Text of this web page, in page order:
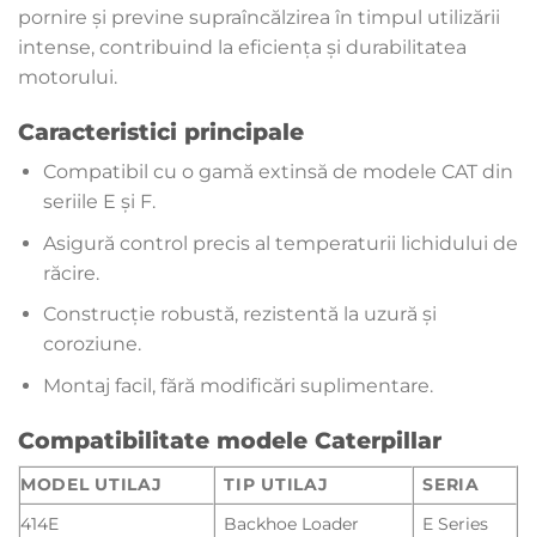
pornire și previne supraîncălzirea în timpul utilizării
intense, contribuind la eficiența și durabilitatea
motorului.
Caracteristici principale
Compatibil cu o gamă extinsă de modele CAT din
seriile E și F.
Asigură control precis al temperaturii lichidului de
răcire.
Construcție robustă, rezistentă la uzură și
coroziune.
Montaj facil, fără modificări suplimentare.
Compatibilitate modele Caterpillar
MODEL UTILAJ TIP UTILAJ
SERIA
414E
Backhoe Loader
E Series